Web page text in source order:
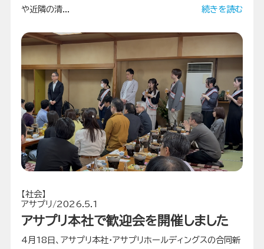
や近隣の清...
続きを読む
【社会】
アサプリ/2026.5.1
アサプリ本社で歓迎会を開催しました
4月18日、アサプリ本社・アサプリホールディングスの合同新